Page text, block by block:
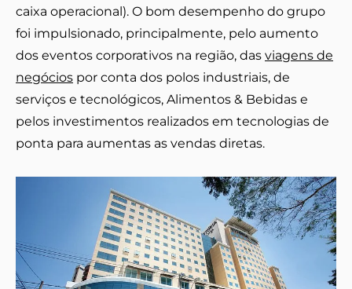
caixa operacional). O bom desempenho do grupo
foi impulsionado, principalmente, pelo aumento
dos eventos corporativos na região, das viagens de
negócios por conta dos polos industriais, de
serviços e tecnológicos, Alimentos & Bebidas e
pelos investimentos realizados em tecnologias de
ponta para aumentas as vendas diretas.